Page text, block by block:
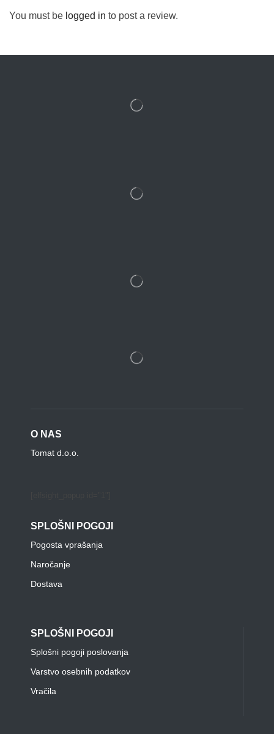
You must be logged in to post a review.
O NAS
Tomat d.o.o.
SPLOŠNI POGOJI
Pogosta vprašanja
Naročanje
Dostava
SPLOŠNI POGOJI
Splošni pogoji poslovanja
Varstvo osebnih podatkov
Vračila